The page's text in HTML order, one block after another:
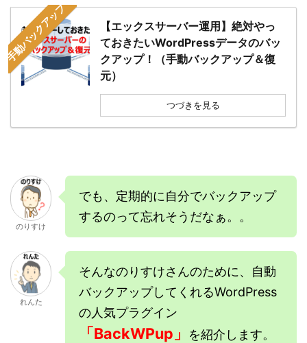
手動バックアップ
【エックスサーバー運用】絶対やっ
ておきたいWordPressデータのバッ
クアップ！（手動バックアップ＆復
元）
つづきを見る
のりすけ
でも、定期的に自分でバックアップ
するのって忘れそうだなぁ。。
れんた
そんなのりすけさんのために、自動
バックアップしてくれるWordPress
の人気プラグイン
「BackWPup」 を紹介します。